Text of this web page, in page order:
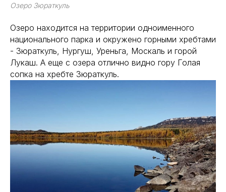
Озеро Зюраткуль
Озеро находится на территории одноименного
национального парка и окружено горными хребтами
- Зюраткуль, Нургуш, Уреньга, Москаль и горой
Лукаш. А еще с озера отлично видно гору Голая
сопка на хребте Зюраткуль.